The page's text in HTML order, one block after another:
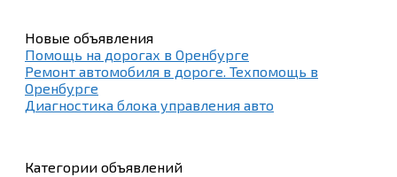
Новые объявления
Помощь на дорогах в Оренбурге
Ремонт автомобиля в дороге. Техпомощь в
Оренбурге
Диагностика блока управления авто
Категории объявлений